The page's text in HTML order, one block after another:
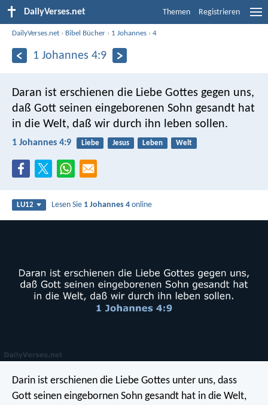
DailyVerses.net Themen Registrieren
DailyVerses.net › Bibel Bücher › 1 Johannes ›4
1 Johannes 4:9
Daran ist erschienen die Liebe Gottes gegen uns,
daß Gott seinen eingeborenen Sohn gesandt hat
in die Welt, daß wir durch ihn leben sollen.
1 Johannes 4:9 Liebe Jesus Leben Welt
LU12 Lesen Sie 1 Johannes 4 online
Darin ist erschienen die Liebe Gottes unter uns, dass
Gott seinen eingebornen Sohn gesandt hat in die Welt,